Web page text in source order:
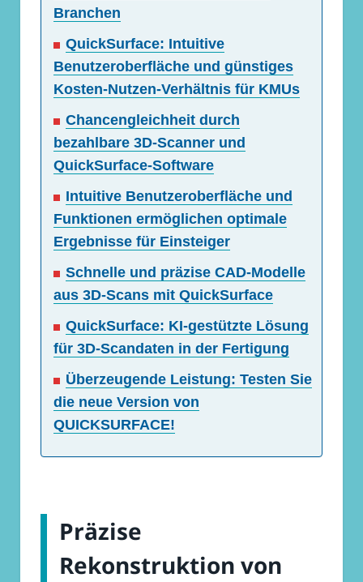
Branchen
QuickSurface: Intuitive
Benutzeroberfläche und günstiges
Kosten-Nutzen-Verhältnis für KMUs
Chancengleichheit durch
bezahlbare 3D-Scanner und
QuickSurface-Software
Intuitive Benutzeroberfläche und
Funktionen ermöglichen optimale
Ergebnisse für Einsteiger
Schnelle und präzise CAD-Modelle
aus 3D-Scans mit QuickSurface
QuickSurface: KI-gestützte Lösung
für 3D-Scandaten in der Fertigung
Überzeugende Leistung: Testen Sie
die neue Version von
QUICKSURFACE!
Präzise
Rekonstruktion von